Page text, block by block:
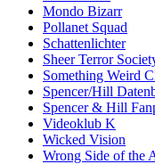
Mondo Bizarr
Pollanet Squad
Schattenlichter
Sheer Terror
Something Weird
Spencer/Hill
Spencer & Hill
Videoklub K
Wicked Vision
Wrong Side of the